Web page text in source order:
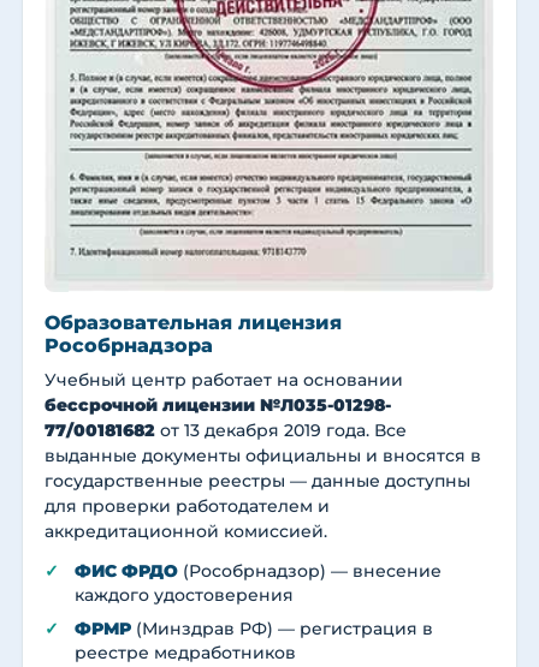
Образовательная лицензия
Рособрнадзора
Учебный центр работает на основании
бессрочной лицензии №Л035-01298-
77/00181682 от 13 декабря 2019 года. Все
выданные документы официальны и вносятся в
государственные реестры — данные доступны
для проверки работодателем и
аккредитационной комиссией.
ФИС ФРДО (Рособрнадзор) — внесение
каждого удостоверения
ФРМР (Минздрав РФ) — регистрация в
реестре медработников